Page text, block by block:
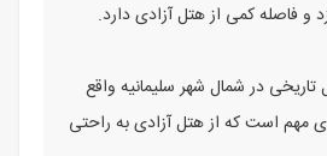
و فاصله کمی از هتل آزادی دارد.
تاریخی در شمال شهر سلیمانیه واقع
مهم است که از هتل آزادی به راحتی